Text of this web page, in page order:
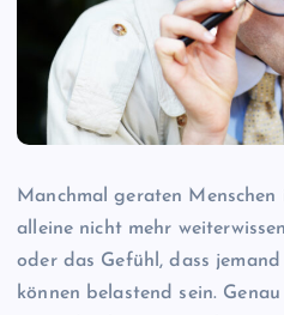
Manchmal geraten
alleine nicht mehr
oder das Gefühl, dass
können belastend sein.